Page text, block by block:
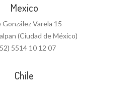
Mexico
González Varela 15
(Ciudad de México)
5514 10 12 07
Chile